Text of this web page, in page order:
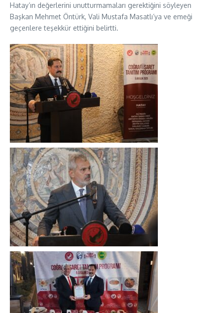
Hatay’ın değerlerini unutturmamaları gerektiğini söyleyen
Başkan Mehmet Öntürk, Vali Mustafa Masatlı’ya ve emeği
geçenlere teşekkür ettiğini belirtti.